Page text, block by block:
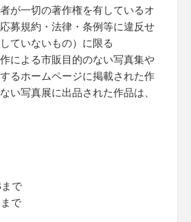
が一切の著作権を有しているオ
募規約・法律・条例等に違反せ
ていないもの）に限る
による市販目的のない写真集や
るホームページに掲載された作
い写真展に出品された作品は、
で
で